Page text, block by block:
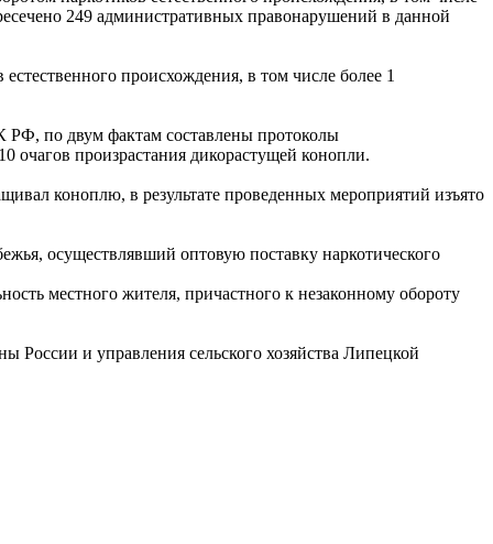
249 административных правонарушений в данной
происхождения, в том числе более 1
РФ, по двум фактам составлены протоколы
очагов произрастания дикорастущей конопли.
коноплю, в результате проведенных мероприятий изъято
осуществлявший оптовую поставку наркотического
местного жителя, причастного к незаконному обороту
и управления сельского хозяйства Липецкой